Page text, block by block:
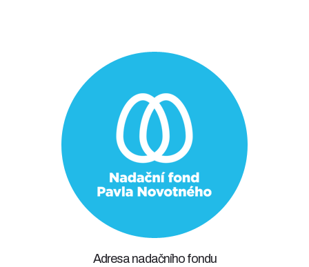
Adresa nadačního fondu